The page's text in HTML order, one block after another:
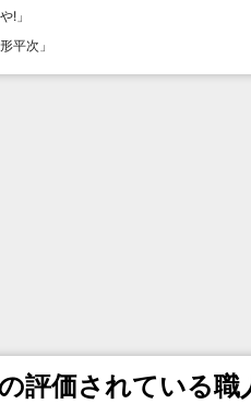
! 」
平次 」
評価されている職